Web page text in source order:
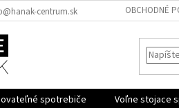
centrum.sk OBCHODNÉ
spotrebiče Voľne stojace